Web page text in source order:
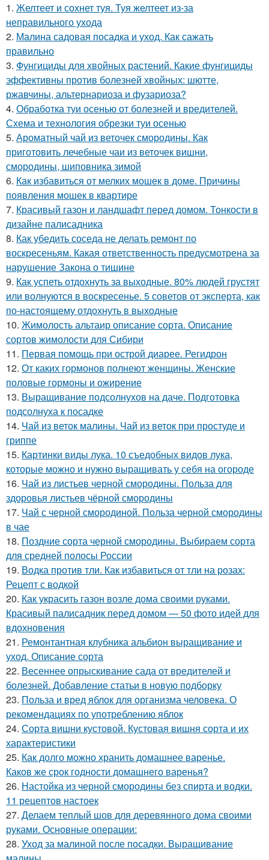
1. Желтеет и сохнет туя. Туя желтеет из-за
неправильного ухода
2. Малина садовая посадка и уход. Как сажать
правильно
3. Фунгициды для хвойных растений. Какие фунгициды
эффективны против болезней хвойных: шютте,
ржавчины, альтернариоза и фузариоза?
4. Обработка туи осенью от болезней и вредителей.
Схема и технология обрезки туи осенью
5. Ароматный чай из веточек смородины. Как
приготовить лечебные чаи из веточек вишни,
смородины, шиповника зимой
6. Как избавиться от мелких мошек в доме. Причины
появления мошек в квартире
7. Красивый газон и ландшафт перед домом. Тонкости в
дизайне палисадника
8. Как убедить соседа не делать ремонт по
воскресеньям. Какая ответственность предусмотрена за
нарушение Закона о тишине
9. Как успеть отдохнуть за выходные. 80% людей грустят
или волнуются в воскресенье. 5 советов от эксперта, как
по-настоящему отдохнуть в выходные
10. Жимолость альтаир описание сорта. Описание
сортов жимолости для Сибири
11. Первая помощь при острой диарее. Регидрон
12. От каких гормонов полнеют женщины. Женские
половые гормоны и ожирение
13. Выращивание подсолнухов на даче. Подготовка
подсолнуха к посадке
14. Чай из веток малины. Чай из веток при простуде и
гриппе
15. Картинки виды лука. 10 съедобных видов лука,
которые можно и нужно выращивать у себя на огороде
16. Чай из листьев черной смородины. Польза для
здоровья листьев чёрной смородины
17. Чай с черной смородиной. Польза черной смородины
в чае
18. Поздние сорта черной смородины. Выбираем сорта
для средней полосы России
19. Водка против тли. Как избавиться от тли на розах:
Рецепт с водкой
20. Как украсить газон возле дома своими руками.
Красивый палисадник перед домом — 50 фото идей для
вдохновения
21. Ремонтантная клубника альбион выращивание и
уход. Описание сорта
22. Весеннее опрыскивание сада от вредителей и
болезней. Добавление статьи в новую подборку
23. Польза и вред яблок для организма человека. О
рекомендациях по употреблению яблок
24. Сорта вишни кустовой. Кустовая вишня сорта и их
характеристики
25. Как долго можно хранить домашнее варенье.
Каков же срок годности домашнего варенья?
26. Настойка из черной смородины без спирта и водки.
11 рецептов настоек
27. Делаем теплый шов для деревянного дома своими
руками. Основные операции:
28. Уход за малиной после посадки. Выращивание